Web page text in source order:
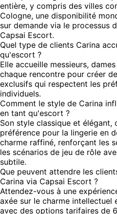
entière, y compris des villes
Cologne, une disponibilité
sur demande via le processus
Capsai Escort.
Quel type de clients Carina
qu'escort ?
Elle accueille messieurs,
chaque rencontre pour créer
exclusifs qui respectent les
individuels.
Comment le style de Carina
en tant qu'escort ?
Son style classique et élégant,
préférence pour la lingerie en
charme raffiné, renforçant les
les scénarios de jeu de rôle
subtile.
Que peuvent attendre les
Carina via Capsai Escort ?
Attendez-vous à une
axée sur le charme intellectuel
avec des options tarifaires de